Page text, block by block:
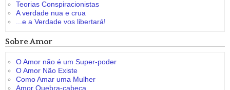
Teorias Conspiracionistas
A verdade nua e crua
...e a Verdade vos libertará!
Sobre Amor
O Amor não é um Super-poder
O Amor Não Existe
Como Amar uma Mulher
Amor Quebra-cabeça